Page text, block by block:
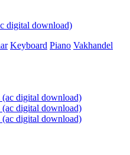
digital download)
Keyboard Piano Vakhandel